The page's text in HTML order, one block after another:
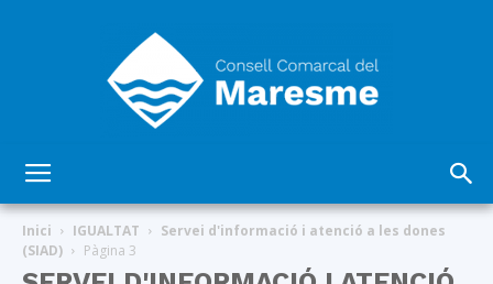
Inici IGUALTAT
Servei d'informació i atenció a les dones
(SIAD)
Pàgina 3